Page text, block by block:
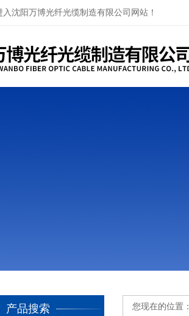
沈阳万博光纤光缆制造有限公司网站！
产品搜索 您现在的位置：